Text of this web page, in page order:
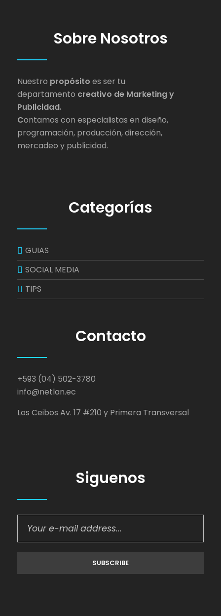
Sobre Nosotros
Nuestro propósito es ser tu
departamento creativo de Marketing y
Publicidad.
Contamos con especialistas en diseño,
programación, producción, dirección,
mercadeo y publicidad.
Categorías
GUIAS
SOCIAL MEDIA
TIPS
Contacto
+593 (04) 502-3780
info@netlan.ec
Los Ceibos Av. 17 #210 y Primera Transversal
Siguenos